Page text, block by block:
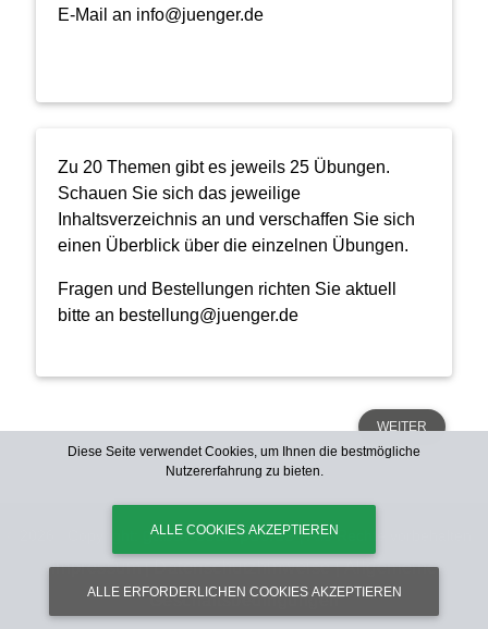
E-Mail an info@juenger.de
Zu 20 Themen gibt es jeweils 25 Übungen.
Schauen Sie sich das jeweilige
Inhaltsverzeichnis an und verschaffen Sie sich
einen Überblick über die einzelnen Übungen.
Fragen und Bestellungen richten Sie aktuell
bitte an bestellung@juenger.de
WEITER
gabal-ecampus.de| Alle Rechte vorbehalten. |
Impressum|Datenschutzhinweise|Allgemeine
Geschäftsbedingungen
Diese Seite verwendet Cookies, um Ihnen die bestmögliche
Nutzererfahrung zu bieten.
ALLE COOKIES AKZEPTIEREN
ALLE ERFORDERLICHEN COOKIES AKZEPTIEREN
Diese Seite verwendet Cookies, um Ihnen die bestmögliche
Nutzererfahrung zu bieten.
ALLE COOKIES AKZEPTIEREN
ALLE ERFORDERLICHEN COOKIES AKZEPTIEREN